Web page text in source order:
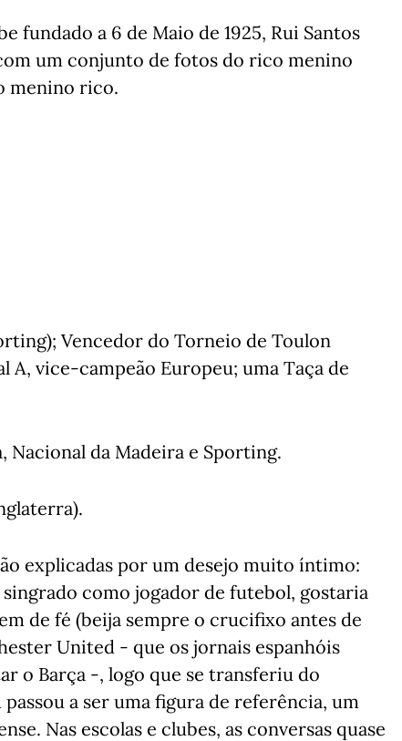
fundado a 6 de Maio de 1925, Rui Santos
um conjunto de fotos do rico menino
menino rico.
Vencedor do Torneio de Toulon
A, vice-campeão Europeu; uma Taça de
Nacional da Madeira e Sporting.
explicadas por um desejo muito íntimo:
como jogador de futebol, gostaria
de fé (beija sempre o crucifixo antes de
United - que os jornais espanhóis
o Barça -, logo que se transferiu do
a ser uma figura de referência, um
Nas escolas e clubes, as conversas quase